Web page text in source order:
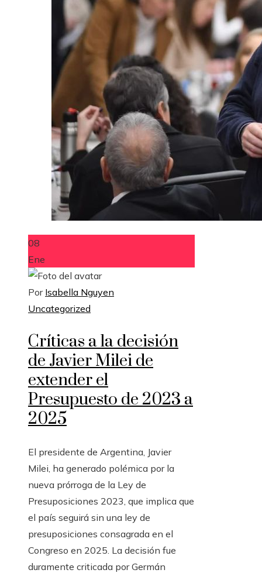
08
Ene
Por Isabella Nguyen
Uncategorized
Críticas a la decisión
de Javier Milei de
extender el
Presupuesto de 2023 a
2025
El presidente de Argentina, Javier
Milei, ha generado polémica por la
nueva prórroga de la Ley de
Presuposiciones 2023, que implica que
el país seguirá sin una ley de
presuposiciones consagrada en el
Congreso en 2025. La decisión fue
duramente criticada por Germán